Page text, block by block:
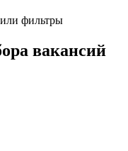
фильтры
вакансий